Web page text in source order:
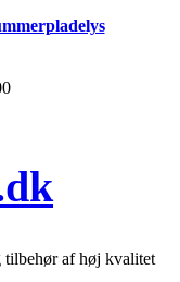
af høj kvalitet